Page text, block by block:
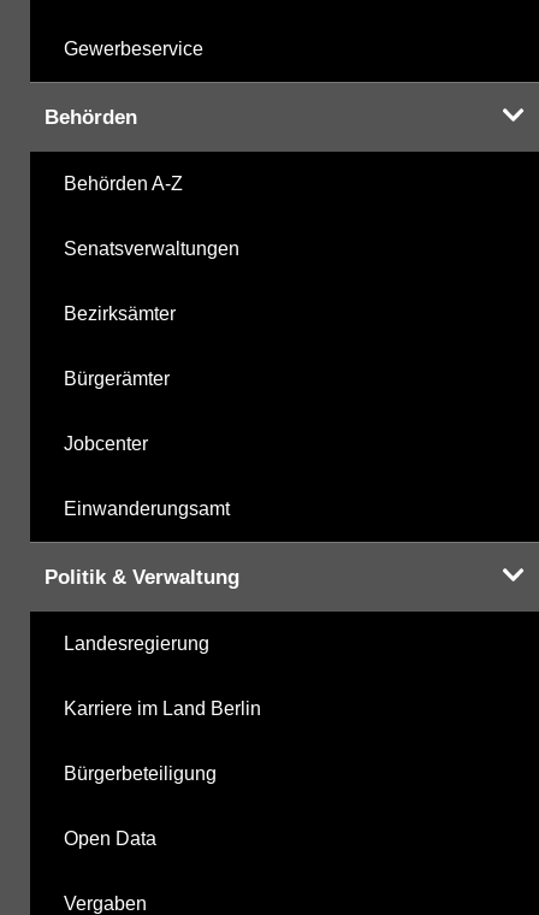
Gewerbeservice
Behörden
Behörden A-Z
Senatsverwaltungen
Bezirksämter
Bürgerämter
Jobcenter
Einwanderungsamt
Politik & Verwaltung
Landesregierung
Karriere im Land Berlin
Bürgerbeteiligung
Open Data
Vergaben